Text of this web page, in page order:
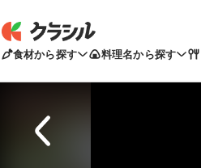
食材から探す 料理名から探す